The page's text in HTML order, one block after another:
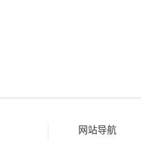
网站导航